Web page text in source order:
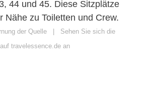
44 und 45. Diese Sitzplätze
Nähe zu Toiletten und Crew.
der Quelle
Sehen Sie sich die
travelessence.de an